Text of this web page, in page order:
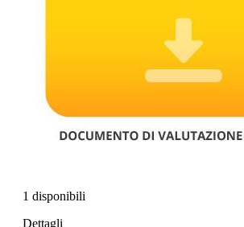
1 disponibili
Dettagli